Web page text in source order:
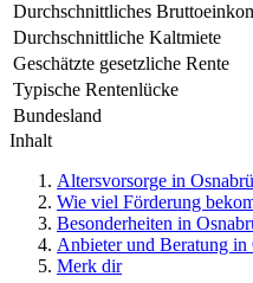
Durchschnittliches
Durchschnittliche Kaltmiete
Geschätzte gesetzliche Rente
Typische Rentenlücke
Bundesland
Inhalt
Altersvorsorge in
Wie viel Förderung
Besonderheiten in
Anbieter und Beratung in
Merk dir